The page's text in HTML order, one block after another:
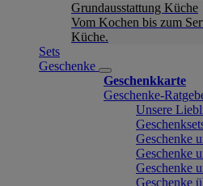
Grundausstattung Küche
Vom Kochen bis zum
Küche.
Sets
Geschenke
Geschenkkarte
Geschenke-
Unsere
Geschenke
Geschenke
Geschenke
Geschenke